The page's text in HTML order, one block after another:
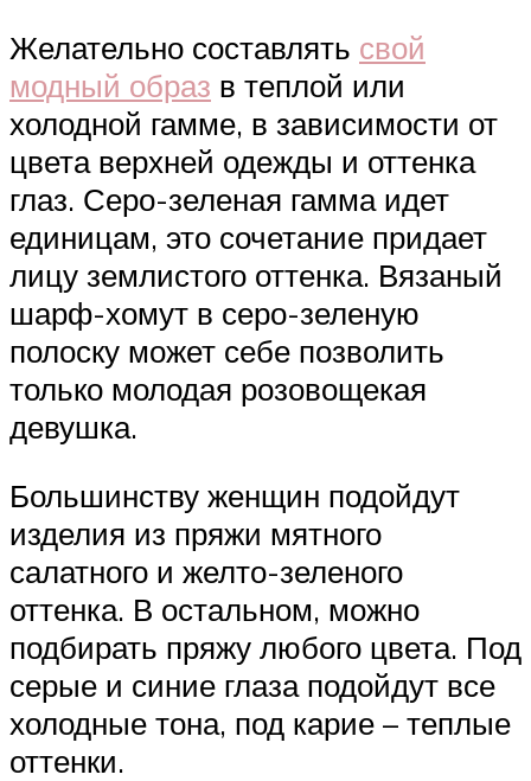
Желательно составлять свой
модный образ в теплой или
холодной гамме, в зависимости от
цвета верхней одежды и оттенка
глаз. Серо-зеленая гамма идет
единицам, это сочетание придает
лицу землистого оттенка. Вязаный
шарф-хомут в серо-зеленую
полоску может себе позволить
только молодая розовощекая
девушка.
Большинству женщин подойдут
изделия из пряжи мятного
салатного и желто-зеленого
оттенка. В остальном, можно
подбирать пряжу любого цвета. Под
серые и синие глаза подойдут все
холодные тона, под карие – теплые
оттенки.